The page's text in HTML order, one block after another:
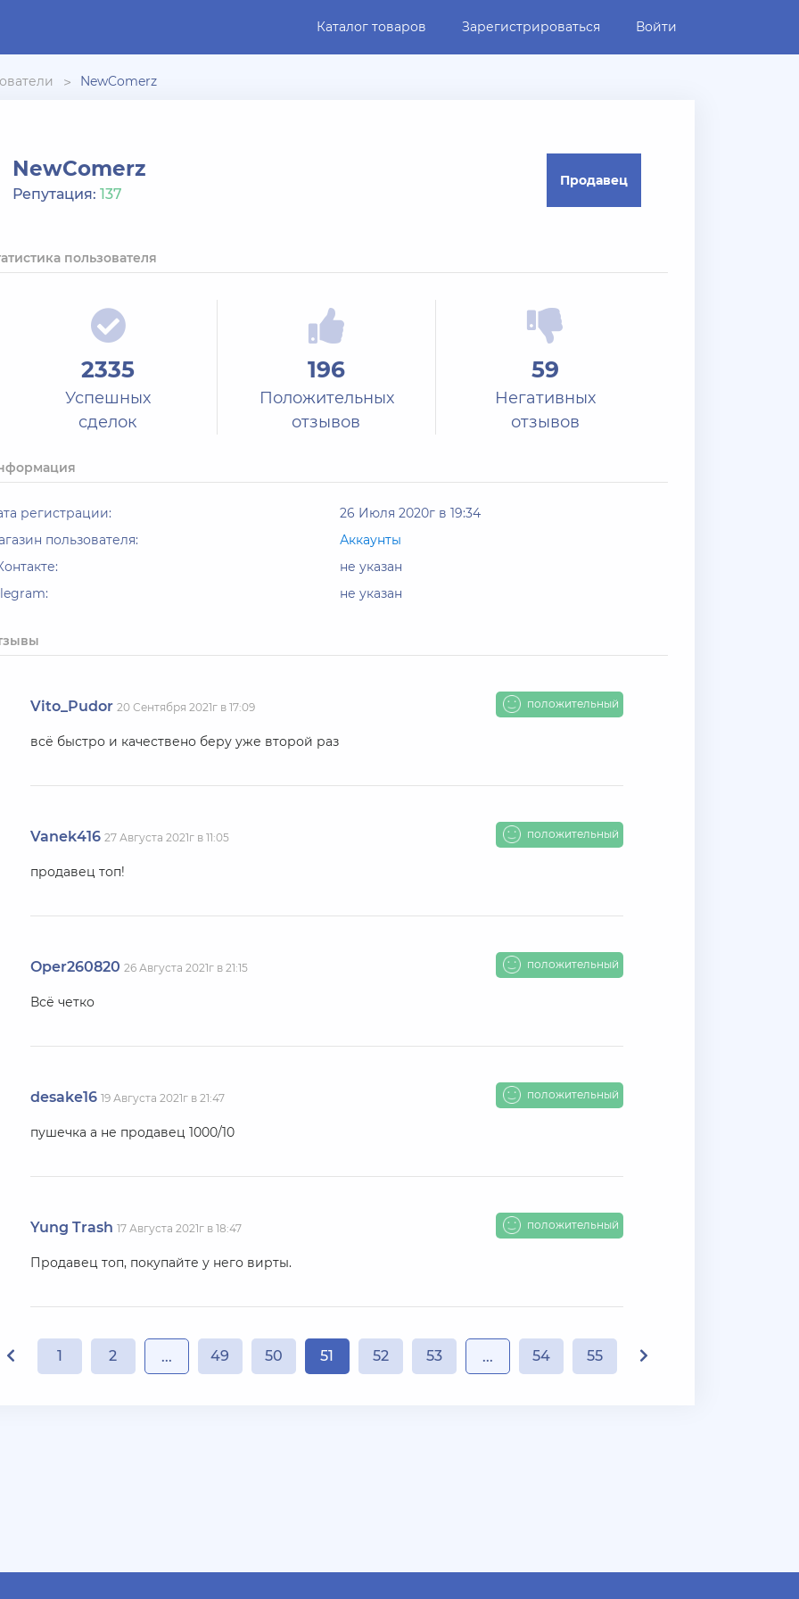
Каталог товаров Зарегистрироваться Войти
NewComerz
NewComerz
Репутация: 137
Продавец
пользователя
2335
Успешных
сделок
196
Положительных
отзывов
59
Негативных
отзывов
регистрации:
26 Июля 2020г в 19:34
пользователя:
Аккаунты
не указан
не указан
Vito_Pudor 20 Сентября 2021г в 17:09 положительный
всё быстро и качествено беру уже второй раз
Vanek416 27 Августа 2021г в 11:05 положительный
продавец топ!
Oper260820 26 Августа 2021г в 21:15 положительный
Всё четко
desake16 19 Августа 2021г в 21:47 положительный
пушечка а не продавец 1000/10
Yung Trash 17 Августа 2021г в 18:47 положительный
Продавец топ, покупайте у него вирты.
1 2 ... 49 50 51 52 53 ... 54 55